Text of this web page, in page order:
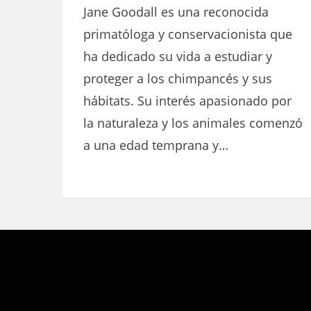
Jane Goodall es una reconocida
primatóloga y conservacionista que
ha dedicado su vida a estudiar y
proteger a los chimpancés y sus
hábitats. Su interés apasionado por
la naturaleza y los animales comenzó
a una edad temprana y…